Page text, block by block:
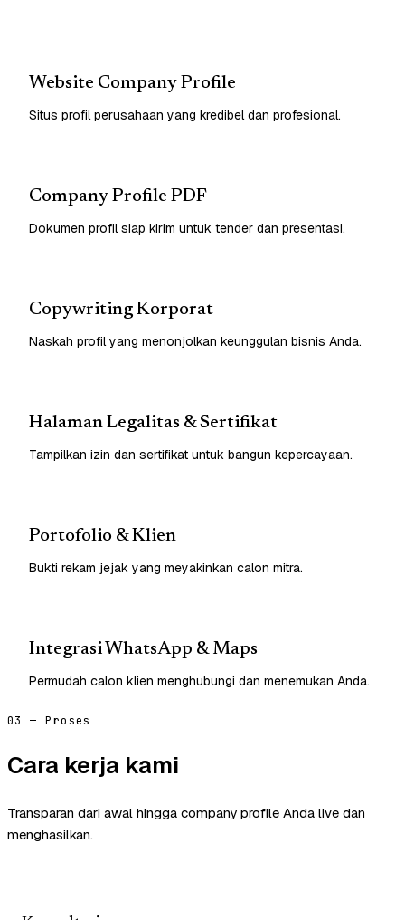
Website Company Profile
Situs profil perusahaan yang kredibel dan profesional.
Company Profile PDF
Dokumen profil siap kirim untuk tender dan presentasi.
Copywriting Korporat
Naskah profil yang menonjolkan keunggulan bisnis Anda.
Halaman Legalitas & Sertifikat
Tampilkan izin dan sertifikat untuk bangun kepercayaan.
Portofolio & Klien
Bukti rekam jejak yang meyakinkan calon mitra.
Integrasi WhatsApp & Maps
Permudah calon klien menghubungi dan menemukan Anda.
03 — Proses
Cara kerja kami
Transparan dari awal hingga company profile Anda live dan
menghasilkan.